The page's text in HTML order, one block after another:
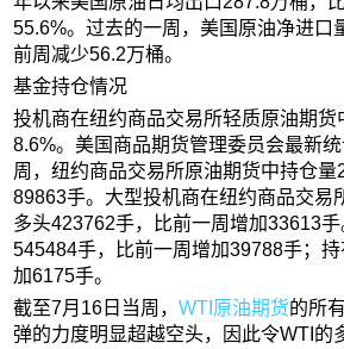
55.6%。过去的一周，美国原油净进口
前周减少56.2万桶。
基金持仓情况
投机商在纽约商品交易所轻质原油期货
8.6%。美国商品期货管理委员会最新
周，纽约商品交易所原油期货中持仓量
89863手。大型投机商在纽约商品交易
多头423762手，比前一周增加33613
545484手，比前一周增加39788手；
加6175手。
截至7月16日当周，WTI原油期货的所
弹的力度明显超越空头，因此令WTI的